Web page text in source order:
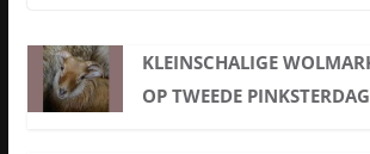
KLEINSCHALIGE
OP TWEEDE PINKSTERDAG